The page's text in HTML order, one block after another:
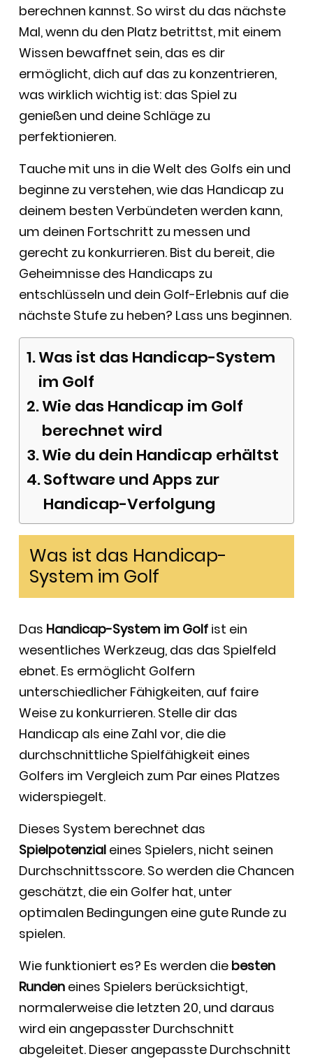
berechnen kannst. So wirst du das nächste
Mal, wenn du den Platz betrittst, mit einem
Wissen bewaffnet sein, das es dir
ermöglicht, dich auf das zu konzentrieren,
was wirklich wichtig ist: das Spiel zu
genießen und deine Schläge zu
perfektionieren.
Tauche mit uns in die Welt des Golfs ein und
beginne zu verstehen, wie das Handicap zu
deinem besten Verbündeten werden kann,
um deinen Fortschritt zu messen und
gerecht zu konkurrieren. Bist du bereit, die
Geheimnisse des Handicaps zu
entschlüsseln und dein Golf-Erlebnis auf die
nächste Stufe zu heben? Lass uns beginnen.
Was ist das Handicap-System
im Golf
Wie das Handicap im Golf
berechnet wird
Wie du dein Handicap erhältst
Software und Apps zur
Handicap-Verfolgung
Was ist das Handicap-
System im Golf
Das Handicap-System im Golf ist ein
wesentliches Werkzeug, das das Spielfeld
ebnet. Es ermöglicht Golfern
unterschiedlicher Fähigkeiten, auf faire
Weise zu konkurrieren. Stelle dir das
Handicap als eine Zahl vor, die die
durchschnittliche Spielfähigkeit eines
Golfers im Vergleich zum Par eines Platzes
widerspiegelt.
Dieses System berechnet das
Spielpotenzial eines Spielers, nicht seinen
Durchschnittsscore. So werden die Chancen
geschätzt, die ein Golfer hat, unter
optimalen Bedingungen eine gute Runde zu
spielen.
Wie funktioniert es? Es werden die besten
Runden eines Spielers berücksichtigt,
normalerweise die letzten 20, und daraus
wird ein angepasster Durchschnitt
abgeleitet. Dieser angepasste Durchschnitt